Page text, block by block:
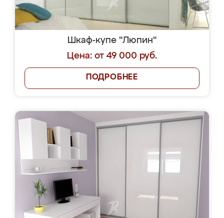
Шкаф-купе "Люпин"
Цена: от 49 000 руб.
ПОДРОБНЕЕ